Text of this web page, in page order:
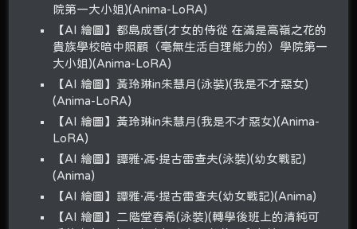
院第一大小姐)(Anima-LoRA)
【AI 繪圖】都島成香(才女的侍從 在滿是高嶺之花的
貴族學校暗中照顧（毫無生活自理能力的）學院第一
大小姐)(Anima-LoRA)
【AI 繪圖】黃玲琳in朱慧月(泳裝)(我是不才惡女)
(Anima-LoRA)
【AI 繪圖】黃玲琳in朱慧月(我是不才惡女)(Anima-
LoRA)
【AI 繪圖】譚雅·馮·提古雷查夫(泳裝)(幼女戰記)
(Anima)
【AI 繪圖】譚雅·馮·提古雷查夫(幼女戰記)(Anima)
【AI 繪圖】二階堂春希(泳裝)(轉學後班上的清純可